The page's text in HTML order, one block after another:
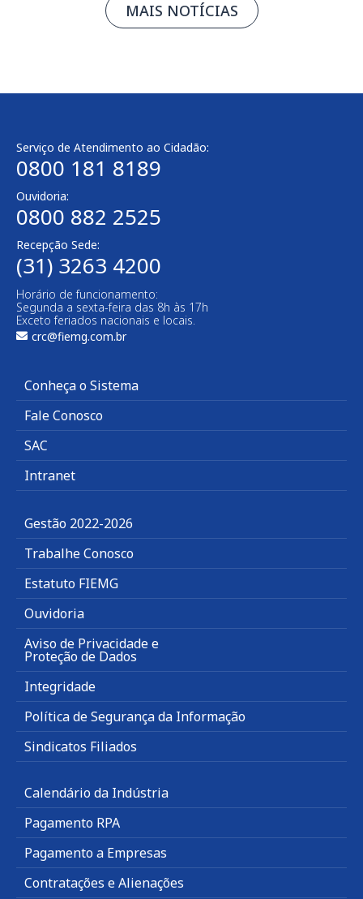
MAIS NOTÍCIAS
Serviço de Atendimento ao Cidadão:
0800 181 8189
Ouvidoria:
0800 882 2525​
Recepção Sede:
(31) 3263 4200
Horário de funcionamento:
Segunda a sexta-feira das 8h às 17h
Exceto feriados nacionais e locais.
crc@fiemg.com.br
Conheça o Sistema
Fale Conosco
SAC
Intranet
Gestão 2022-2026
Trabalhe Conosco
Estatuto FIEMG
Ouvidoria
Aviso de Privacidade e
Proteção de Dados
Integridade
Política de Segurança da Informação
Sindicatos Filiados
Calendário da Indústria
Pagamento RPA
Pagamento a Empresas
Contratações e Alienações